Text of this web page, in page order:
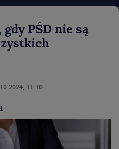
PŚD nie są
11:10